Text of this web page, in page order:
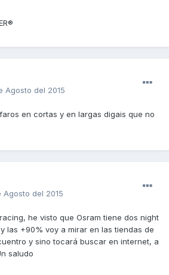
Agosto del 2015
en cortas y en largas digais que no
Agosto del 2015
he visto que Osram tiene dos night
las +90% voy a mirar en las tiendas de
y sino tocará buscar en internet, a
saludo